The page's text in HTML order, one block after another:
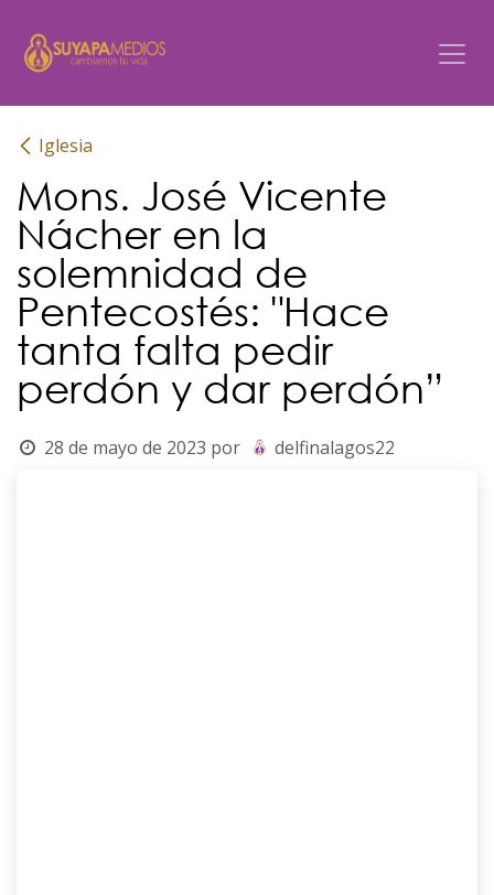
Iglesia
Mons. José Vicente
Nácher en la
solemnidad de
Pentecostés: "Hace
tanta falta pedir
perdón y dar perdón”
28 de mayo de 2023 por delfinalagos22